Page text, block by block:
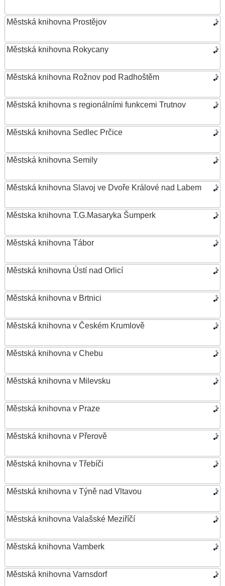
Městská knihovna Prostějov
Městská knihovna Rokycany
Městská knihovna Rožnov pod Radhoštěm
Městská knihovna s regionálními funkcemi Trutnov
Městská knihovna Sedlec Prčice
Městská knihovna Semily
Městská knihovna Slavoj ve Dvoře Králové nad Labem
Městska knihovna T.G.Masaryka Šumperk
Městská knihovna Tábor
Městská knihovna Ústí nad Orlicí
Městská knihovna v Brtnici
Městská knihovna v Českém Krumlově
Městská knihovna v Chebu
Městská knihovna v Milevsku
Městská knihovna v Praze
Městská knihovna v Přerově
Městská knihovna v Třebíči
Městská knihovna v Týně nad Vltavou
Městská knihovna Valašské Meziříčí
Městská knihovna Vamberk
Městská knihovna Varnsdorf